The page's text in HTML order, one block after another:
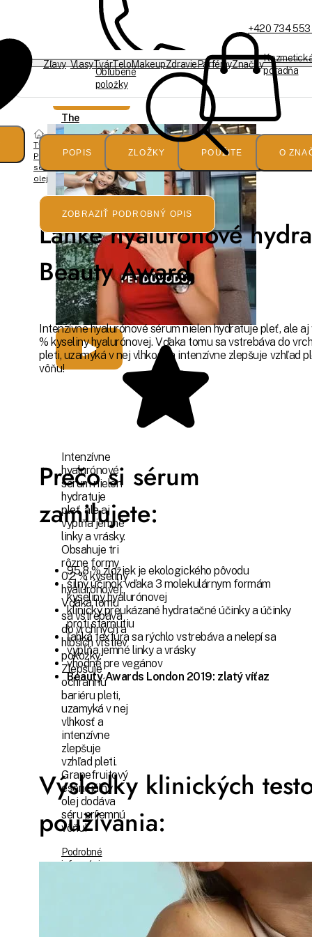
+420 734
Obľúbené
položky
Zľavy VlasyTvárTeloMakeupZdravieParfémyZnačky
poradňa
Tvár
Pleťové
séra a
oleje
The
Organic
Pharmacy
Hyaluronic
Acid
hyalurónové
sérum
Intenzívne
hyalurónové
sérum nielen
hydratuje
pleť, ale aj
vypĺňa jemné
linky a vrásky.
Obsahuje tri
rôzne formy
0,2 % kyseliny
hyalurónovej.
Vďaka tomu
sa vstrebáva
do vrchných a
hlbších vrstiev
pokožky.
Zlepšuje
ochrannú
bariéru pleti,
uzamyká v nej
vlhkosť a
intenzívne
zlepšuje
vzhľad pleti.
Grapefruitový
esenciálny
olej dodáva
séru príjemnú
vôňu!
Podrobné
informácie
€33,63
POPIS ZLOŽKY POUŽITE O
ZOBRAZIŤ PODROBNÝ OPIS
Ľahké hyalurónové
Beauty Award
Intenzívne hyalurónové sérum nielen hydratuje pleť, ale
% kyseliny hyalurónovej. Vďaka tomu sa vstrebáva do
pleti, uzamyká v nej vlhkosť a intenzívne zlepšuje vzhľad
vôňu!
Prečo si sérum
zamilujete:
95,8 % zložiek je ekologického pôvodu
silný účinok vďaka 3 molekulárnym formám
kyseliny hyalurónovej
klinicky preukázané hydratačné účinky a účinky
proti starnutiu
ľahká textúra sa rýchlo vstrebáva a nelepí sa
vypĺňa jemné linky a vrásky
vhodné pre vegánov
Beauty Awards London 2019: zlatý víťaz
Výsledky klinických
používania: